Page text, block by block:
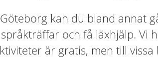
kan du bland annat
och få läxhjälp. Vi
är gratis, men till